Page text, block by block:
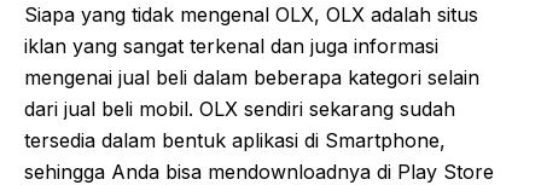
Siapa yang tidak mengenal OLX, OLX adalah situs
iklan yang sangat terkenal dan juga informasi
mengenai jual beli dalam beberapa kategori selain
dari jual beli mobil. OLX sendiri sekarang sudah
tersedia dalam bentuk aplikasi di Smartphone,
sehingga Anda bisa mendownloadnya di Play Store